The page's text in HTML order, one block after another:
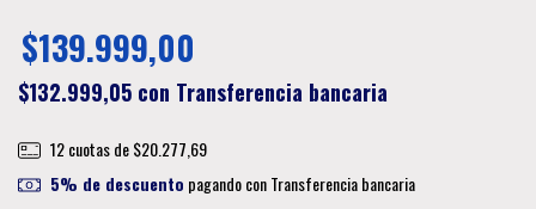
$139.999,00
$132.999,05 con Transferencia bancaria
12 cuotas de$20.277,69
5% de descuento pagando con Transferencia bancaria